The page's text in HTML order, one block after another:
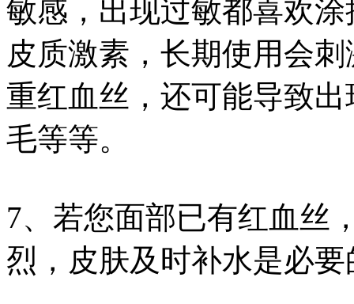
敏感，出现过敏都喜欢
皮质激素，长期使用会
重红血丝，还可能导致
毛等等。
7、若您面部已有红血丝
烈，皮肤及时补水是必要